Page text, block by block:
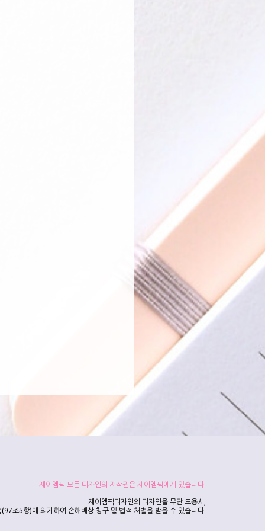
제이엠픽 모든 디자인의 저작권은 제이엠픽에게 있습니다.
제이엠픽디자인의 디자인을 무단 도용시,
(97조5항)에 의거하여 손해배상 청구 및 법적 처벌을 받을 수 있습니다.